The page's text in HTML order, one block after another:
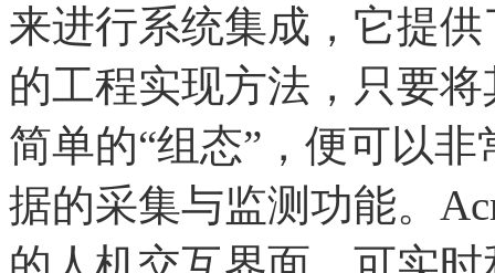
来进行系统集成，它提
的工程实现方法，只要
简单的“组态”，便可以
据的采集与监测功能。